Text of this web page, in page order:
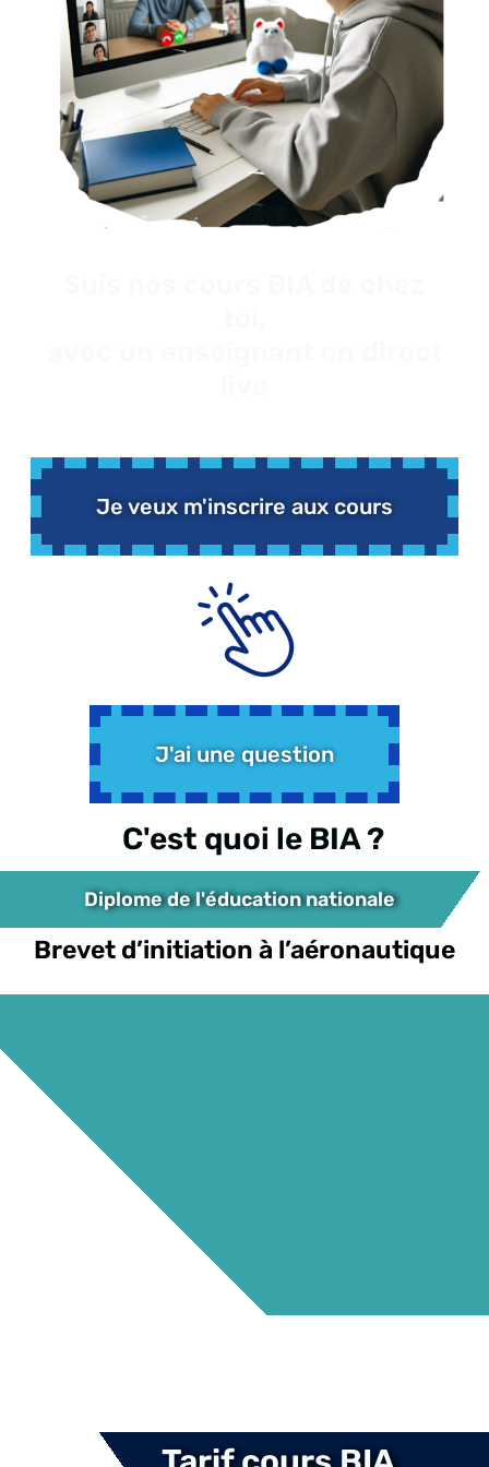
Je veux m'inscrire aux cours
J'ai une question
C'est quoi le BIA ?
Diplome de l'éducation nationale
Brevet d’initiation à l’aéronautique